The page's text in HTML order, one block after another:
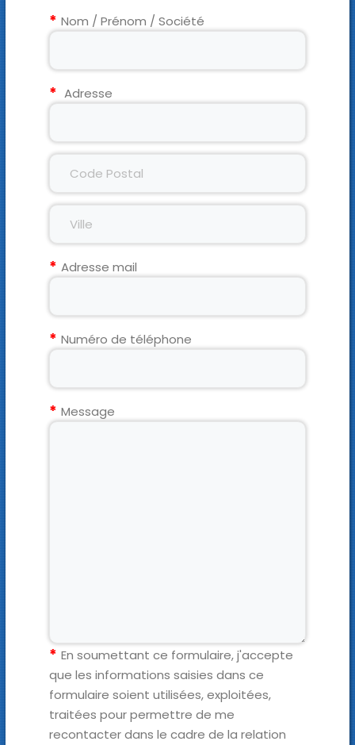
Nom / Prénom / Société
Adresse
Adresse mail
Numéro de téléphone
Message
En soumettant ce formulaire, j'accepte
que les informations saisies dans ce
formulaire soient utilisées, exploitées,
traitées pour permettre de me
recontacter dans le cadre de la relation